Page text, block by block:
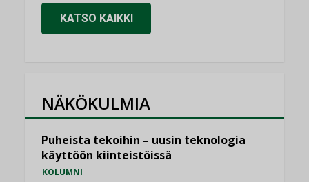
KATSO KAIKKI
NÄKÖKULMIA
Puheista tekoihin – uusin teknologia
käyttöön kiinteistöissä
KOLUMNI